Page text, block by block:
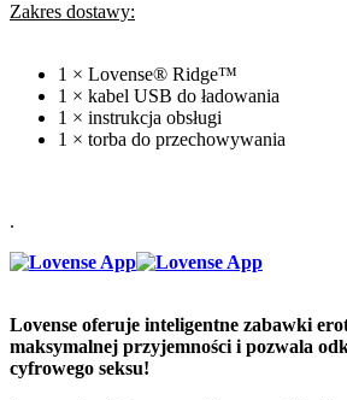
Zakres dostawy:
1 × Lovense® Ridge™
1 × kabel USB do ładowania
1 × instrukcja obsługi
1 × torba do przechowywania
.
Lovense oferuje inteligentne zabawki
maksymalnej przyjemności i pozwala
cyfrowego seksu!